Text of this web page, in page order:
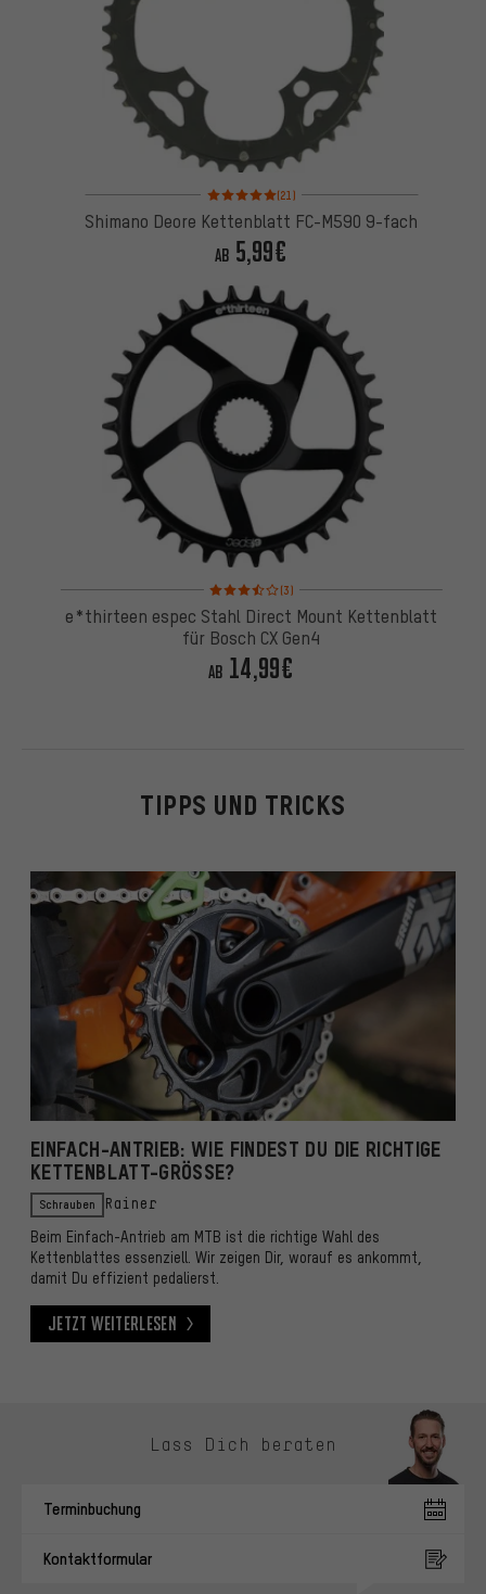
Bewertungen: 5 von 5 basierend auf 21
(21)
Shimano Deore Kettenblatt FC-M590 9-fach
AB 5,99€
Bewertungen: 3,5 von 5 basierend auf 3
(3)
e*thirteen espec Stahl Direct Mount Kettenblatt
für Bosch CX Gen4
AB 14,99€
TIPPS UND TRICKS
EINFACH-ANTRIEB: WIE FINDEST DU DIE RICHTIGE
KETTENBLATT-GRÖSSE?
Schrauben Rainer
Beim Einfach-Antrieb am MTB ist die richtige Wahl des
Kettenblattes essenziell. Wir zeigen Dir, worauf es ankommt,
damit Du effizient pedalierst.
Jetzt weiterlesen
Lass Dich beraten
Terminbuchung
Kontaktformular